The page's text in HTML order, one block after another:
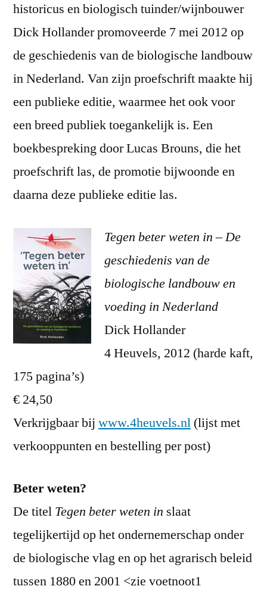
historicus en biologisch tuinder/wijnbouwer
Dick Hollander promoveerde 7 mei 2012 op
de geschiedenis van de biologische landbouw
in Nederland. Van zijn proefschrift maakte hij
een publieke editie, waarmee het ook voor
een breed publiek toegankelijk is. Een
boekbespreking door Lucas Brouns, die het
proefschrift las, de promotie bijwoonde en
daarna deze publieke editie las.
Tegen beter weten in – De
geschiedenis van de
biologische landbouw en
voeding in Nederland
Dick Hollander
4 Heuvels, 2012 (harde kaft,
175 pagina’s)
€ 24,50
Verkrijgbaar bij www.4heuvels.nl (lijst met
verkooppunten en bestelling per post)
Beter weten?
De titel Tegen beter weten in slaat
tegelijkertijd op het ondernemerschap onder
de biologische vlag en op het agrarisch beleid
tussen 1880 en 2001 <zie voetnoot1